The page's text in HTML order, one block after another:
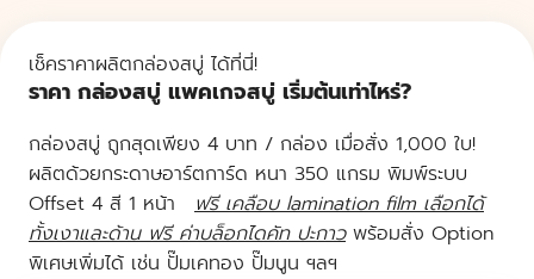
เช็คราคาผลิตกล่องสบู่ ได้ที่นี่!
ราคา กล่องสบู่ แพคเกจสบู่ เริ่มต้นเท่าไหร่?
กล่องสบู่ ถูกสุดเพียง 4 บาท / กล่อง เมื่อสั่ง 1,000 ใบ!
ผลิตด้วยกระดาษอาร์ตการ์ด หนา 350 แกรม พิมพ์ระบบ
Offset 4 สี 1 หน้า ฟรี เคลือบ lamination film เลือกได้
ทั้งเงาและด้าน ฟรี ค่าบล็อกไดคัท ปะกาวพร้อมสั่ง Option
พิเศษเพิ่มได้ เช่น ปั๊มเคทอง ปั๊มนูน ฯลฯ